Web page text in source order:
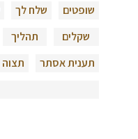
שופטים
שלח לך
שקלים
תהליך
תענית אסתר
תצוה